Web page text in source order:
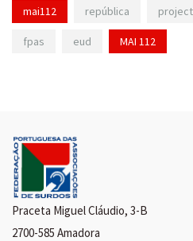
mai112 república
fpas eud MAI 112
Praceta Miguel Cláudio, 3-B
2700-585 Amadora